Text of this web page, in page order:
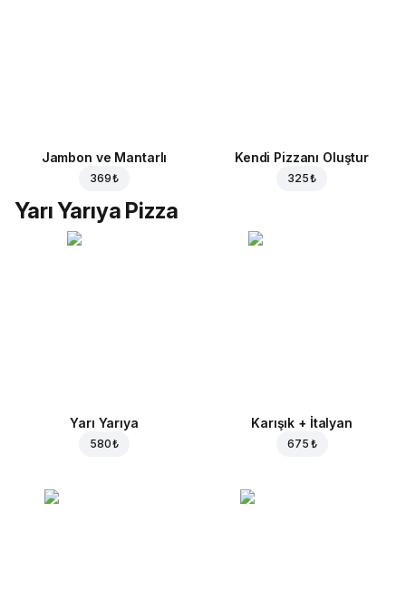
Jambon ve Mantarlı
369 ₺
Kendi Pizzanı Oluştur
325 ₺
Yarı Yarıya Pizza
Yarı Yarıya
580 ₺
Karışık + İtalyan
675 ₺